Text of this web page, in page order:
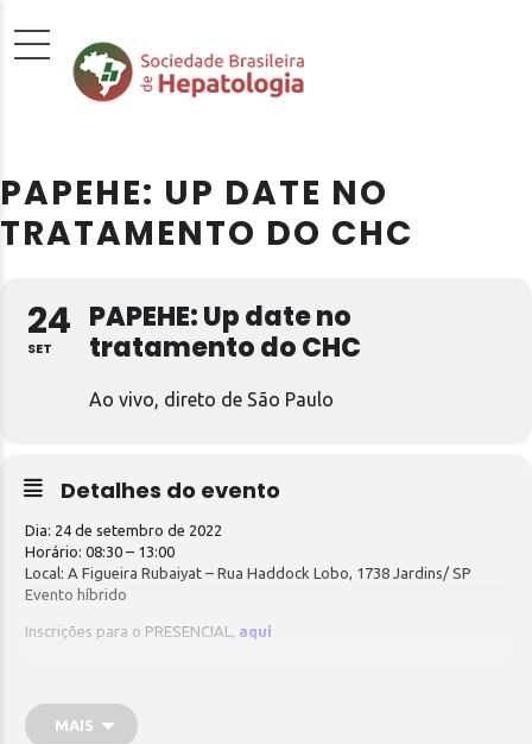
PAPEHE: UP DATE NO
TRATAMENTO DO CHC
24
SET
PAPEHE: Up date no
tratamento do CHC
Ao vivo, direto de São Paulo
Detalhes do evento
Dia: 24 de setembro de 2022
Horário: 08:30 – 13:00
Local: A Figueira Rubaiyat – Rua Haddock Lobo, 1738 Jardins/ SP
Evento híbrido
Inscrições para o PRESENCIAL, aqui
Confira a programação e os palestrantes confirmados:
MAIS